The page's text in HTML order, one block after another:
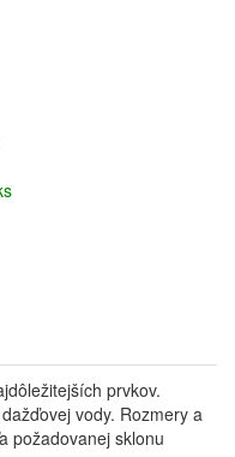
prvkov.
vody. Rozmery a
požadovanej sklonu